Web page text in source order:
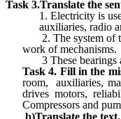
Task 3.Translate the
1. Electricity is
auxiliaries, radio
2. The system of
work of mechanisms.
3 These bearings
Task 4. Fill in the
room, auxiliaries,
drives motors,
Compressors and
b)Translate the text.